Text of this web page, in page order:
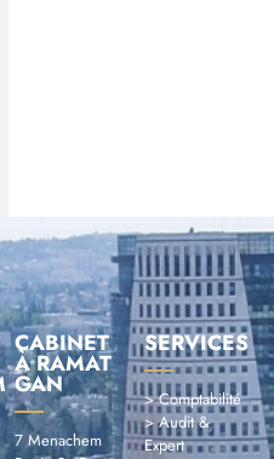
CABINET
À RAMAT
GAN
7 Menachem
SERVICES
> Comptabilité
> Audit &
Expert